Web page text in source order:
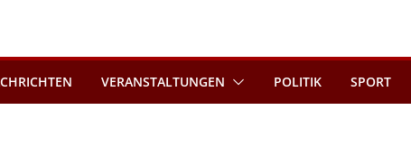
VERANSTALTUNGEN POLITIK SPORT